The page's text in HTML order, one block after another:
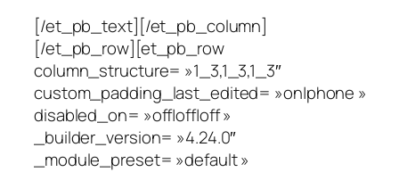
[/et_pb_text][/et_pb_column]
[/et_pb_row][et_pb_row
column_structure= »1_3,1_3,1_3″
custom_padding_last_edited= »on|phone »
disabled_on= »off|off|off »
_builder_version= »4.24.0″
_module_preset= »default »